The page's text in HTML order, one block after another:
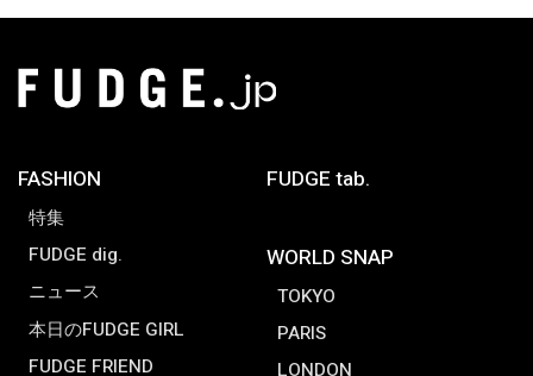
FASHION
特集
FUDGE dig.
ニュース
本日のFUDGE GIRL
FUDGE FRIEND
FUDGE tab.
WORLD SNAP
TOKYO
PARIS
LONDON